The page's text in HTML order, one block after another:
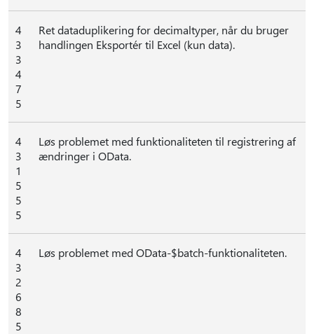
4
3
3
4
7
5
Ret dataduplikering for decimaltyper, når du bruger
handlingen Eksportér til Excel (kun data).
4
3
1
5
5
5
Løs problemet med funktionaliteten til registrering af
ændringer i OData.
4
3
2
6
8
5
Løs problemet med OData-$batch-funktionaliteten.